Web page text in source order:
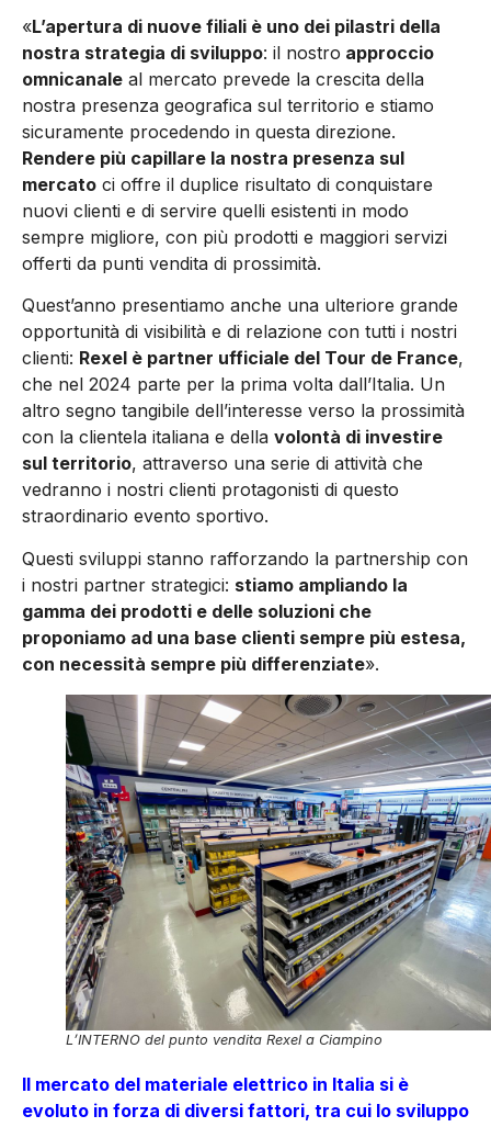
«L’apertura di nuove filiali è uno dei pilastri della
nostra strategia di sviluppo: il nostro approccio
omnicanale al mercato preve­de la crescita della
nostra pre­senza geografica sul territorio e stiamo
sicuramente procedendo in questa direzione.
Rendere più capillare la nostra presenza sul
mercato ci offre il duplice risul­tato di conquistare
nuovi clien­ti e di servire quelli esistenti in modo
sempre migliore, con più prodotti e maggiori servizi
offer­ti da punti vendita di prossimità.
Quest’anno presentiamo anche una ulteriore grande
opportuni­tà di visibilità e di relazione con tutti i nostri
clienti: Rexel è par­tner ufficiale del Tour de France,
che nel 2024 parte per la prima volta dall’Italia. Un
altro segno tangibile dell’interesse verso la prossimità
con la clientela ita­liana e della volontà di investire
sul territorio, attraverso una se­rie di attività che
vedranno i no­stri clienti protagonisti di questo
straordinario evento sportivo.
Questi sviluppi stanno rafforzan­do la partnership con
i nostri par­tner strategici: stiamo amplian­do la
gamma dei prodotti e delle soluzioni che
proponiamo ad una base clienti sempre più estesa,
con necessità sempre più diffe­renziate».
L’INTERNO del punto vendita Rexel a Ciampino
Il mercato del materiale elettrico in Italia si è
evoluto in forza di diversi fattori, tra cui lo sviluppo